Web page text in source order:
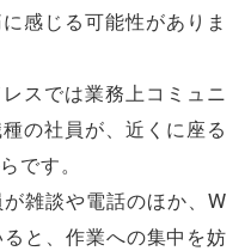
感じる可能性がありま
スでは業務上コミュニ
の社員が、近くに座る
です。
雑談や電話のほか、W
と、作業への集中を妨